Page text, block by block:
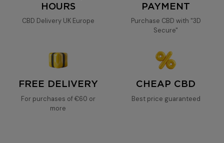
HOURS
CBD Delivery UK Europe
PAYMENT
Purchase CBD with "3D
Secure"
FREE DELIVERY
For purchases of €60 or
more
CHEAP CBD
Best price guaranteed